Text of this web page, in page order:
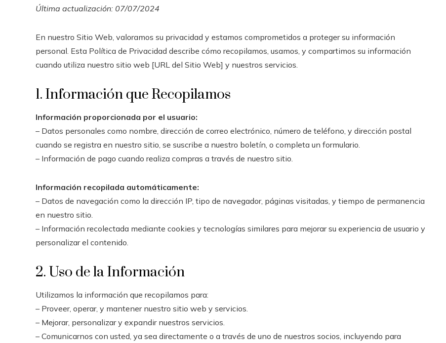
Última actualización: 07/07/2024
En nuestro Sitio Web, valoramos su privacidad y estamos comprometidos a proteger su información
personal. Esta Política de Privacidad describe cómo recopilamos, usamos, y compartimos su información
cuando utiliza nuestro sitio web [URL del Sitio Web] y nuestros servicios.
1. Información que Recopilamos
Información proporcionada por el usuario:
– Datos personales como nombre, dirección de correo electrónico, número de teléfono, y dirección postal
cuando se registra en nuestro sitio, se suscribe a nuestro boletín, o completa un formulario.
– Información de pago cuando realiza compras a través de nuestro sitio.
Información recopilada automáticamente:
– Datos de navegación como la dirección IP, tipo de navegador, páginas visitadas, y tiempo de permanencia
en nuestro sitio.
– Información recolectada mediante cookies y tecnologías similares para mejorar su experiencia de usuario y
personalizar el contenido.
2. Uso de la Información
Utilizamos la información que recopilamos para:
– Proveer, operar, y mantener nuestro sitio web y servicios.
– Mejorar, personalizar y expandir nuestros servicios.
– Comunicarnos con usted, ya sea directamente o a través de uno de nuestros socios, incluyendo para